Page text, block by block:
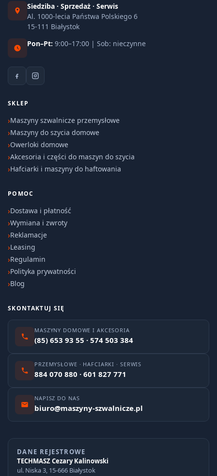
Siedziba · Sprzedaż · Serwis
Al. 1000-lecia Państwa Polskiego 6
15-111 Białystok
Pon–Pt: 9:00–17:00 | Sob: nieczynne
SKLEP
Maszyny szwalnicze przemysłowe
Maszyny do szycia domowe
Owerloki domowe
Akcesoria i części do maszyn do szycia
Hafciarki i maszyny do haftowania
POMOC
Dostawa i płatność
Wymiana i zwroty
Reklamacje
Leasing
Regulamin
Polityka prywatności
Blog
SKONTAKTUJ SIĘ
MASZYNY DOMOWE I AKCESORIA
(85) 653 93 55 · 574 503 384
PRZEMYSŁOWE · HAFCIARKI · SERWIS
884 070 880 · 601 827 771
NAPISZ DO NAS
biuro@maszyny-szwalnicze.pl
DANE REJESTROWE
TECHMASZ Cezary Kalinowski
ul. Niska 3, 15-666 Białystok